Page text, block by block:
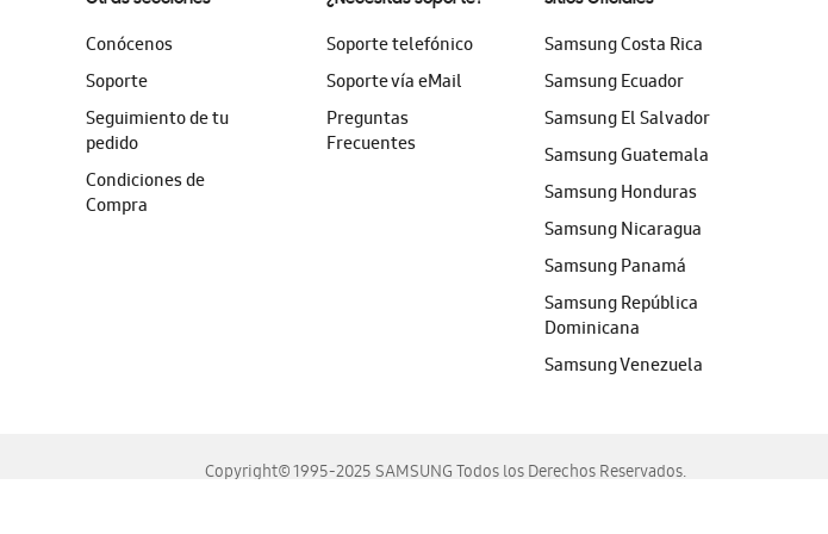
Conócenos
Soporte
Seguimiento de tu
pedido
Condiciones de
Compra
Soporte telefónico
Soporte vía eMail
Preguntas
Frecuentes
Samsung Costa Rica
Samsung Ecuador
Samsung El Salvador
Samsung Guatemala
Samsung Honduras
Samsung Nicaragua
Samsung Panamá
Samsung República
Dominicana
Samsung Venezuela
Copyright© 1995-2025 SAMSUNG Todos los Derechos Reservados.